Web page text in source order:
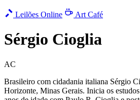
Leilões Online Art Café
Sérgio Cioglia
AC
Brasileiro com cidadania italiana Sérgio
Horizonte, Minas Gerais. Inicia os